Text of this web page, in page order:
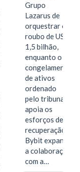
Grupo
Lazarus de
orquestrar o
roubo de US$
1,5 bilhão,
enquanto o
congelamento
de ativos
ordenado
pelo tribunal
apoia os
esforços de
recuperação e
Bybit expande
a colaboração
com a…